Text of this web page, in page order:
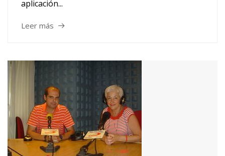
aplicación...
Leer más